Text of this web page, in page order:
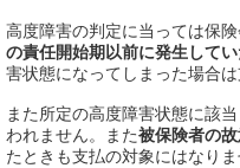
高度障害の判定に当っては保
の責任開始期以前に発生して
害状態になってしまった場合は
また所定の高度障害状態に該当
われません。また被保険者の
たときも支払の対象にはなりま